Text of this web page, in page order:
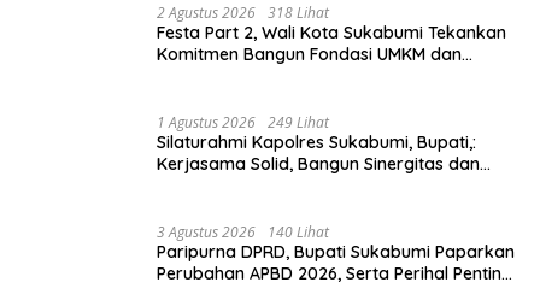
2 Agustus 2026 318 Lihat
Festa Part 2, Wali Kota Sukabumi Tekankan
Komitmen Bangun Fondasi UMKM dan
1 Agustus 2026 249 Lihat
Silaturahmi Kapolres Sukabumi, Bupati,:
Kerjasama Solid, Bangun Sinergitas dan
3 Agustus 2026 140 Lihat
Paripurna DPRD, Bupati Sukabumi Paparkan
Perubahan APBD 2026, Serta Perihal Penting